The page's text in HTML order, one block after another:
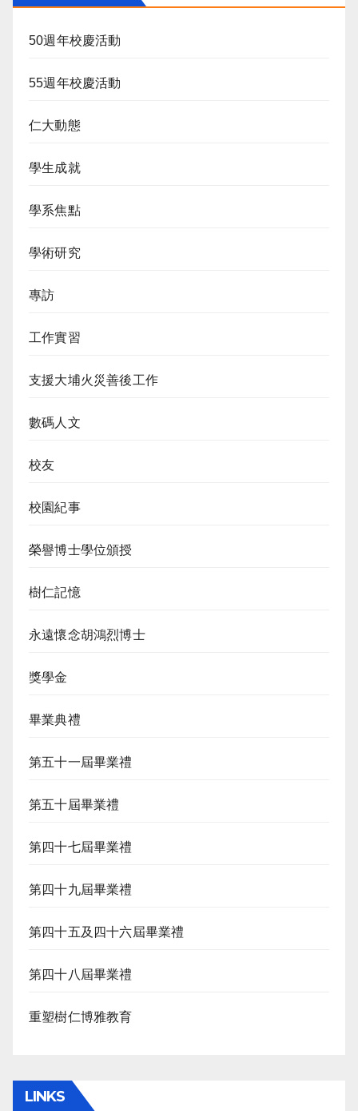
50週年校慶活動
55週年校慶活動
仁大動態
學生成就
學系焦點
學術研究
專訪
工作實習
支援大埔火災善後工作
數碼人文
校友
校園紀事
榮譽博士學位頒授
樹仁記憶
永遠懷念胡鴻烈博士
獎學金
畢業典禮
第五十一屆畢業禮
第五十屆畢業禮
第四十七屆畢業禮
第四十九屆畢業禮
第四十五及四十六屆畢業禮
第四十八屆畢業禮
重塑樹仁博雅教育
LINKS